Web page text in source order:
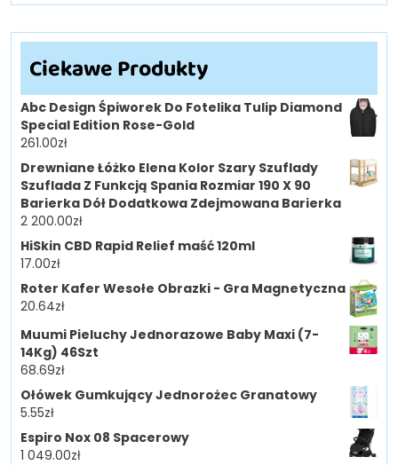
Ciekawe Produkty
Abc Design Śpiworek Do Fotelika Tulip Diamond
Special Edition Rose-Gold
261.00zł
Drewniane Łóżko Elena Kolor Szary Szuflady
Szuflada Z Funkcją Spania Rozmiar 190 X 90
Barierka Dół Dodatkowa Zdejmowana Barierka
2 200.00zł
HiSkin CBD Rapid Relief maść 120ml
17.00zł
Roter Kafer Wesołe Obrazki - Gra Magnetyczna
20.64zł
Muumi Pieluchy Jednorazowe Baby Maxi (7-
14Kg) 46Szt
68.69zł
Ołówek Gumkujący Jednorożec Granatowy
5.55zł
Espiro Nox 08 Spacerowy
1 049.00zł